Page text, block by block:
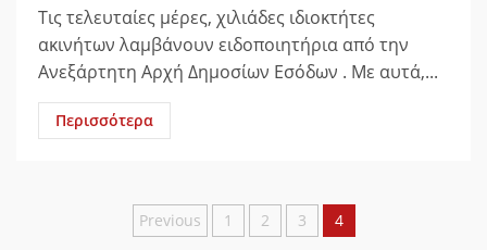
Τις τελευταίες μέρες, χιλιάδες ιδιοκτήτες
ακινήτων λαμβάνουν ειδοποιητήρια από την
Ανεξάρτητη Αρχή Δημοσίων Εσόδων . Με αυτά,...
Περισσότερα
Σελιδοποίηση
Previous 1 2 3 4